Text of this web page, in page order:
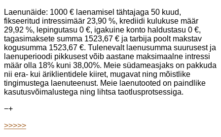
Laenunäide: 1000 € laenamisel tähtajaga 50 kuud,
fikseeritud intressimäär 23,90 %, krediidi kulukuse määr
29,92 %, lepingutasu 0 €, igakuine konto haldustasu 0 €,
tagasimaksete summa 1523,67 € ja tarbija poolt makstav
kogusumma 1523,67 €. Tulenevalt laenusumma suurusest ja
laenuperioodi pikkusest võib aastane maksimaalne intressi
määr olla 18% kuni 38,00%. Meie südameasjaks on pakkuda
nii era- kui äriklientidele kiiret, mugavat ning mõistlike
tingimustega laenuteenust. Meie laenutooted on paindlike
kasutusvõimalustega ning lihtsa taotlusprotsessiga.
−+
>>>>>